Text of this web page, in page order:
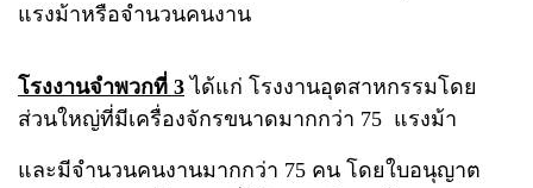
แรงม้าหรือจำนวนคนงาน
โรงงานจำพวกที่ 3 ได้แก่ โรงงานอุตสาหกรรมโดย
ส่วนใหญ่ที่มีเครื่องจักรขนาดมากกว่า 75 แรงม้า
และมีจำนวนคนงานมากกว่า 75 คน โดยใบอนุญาต